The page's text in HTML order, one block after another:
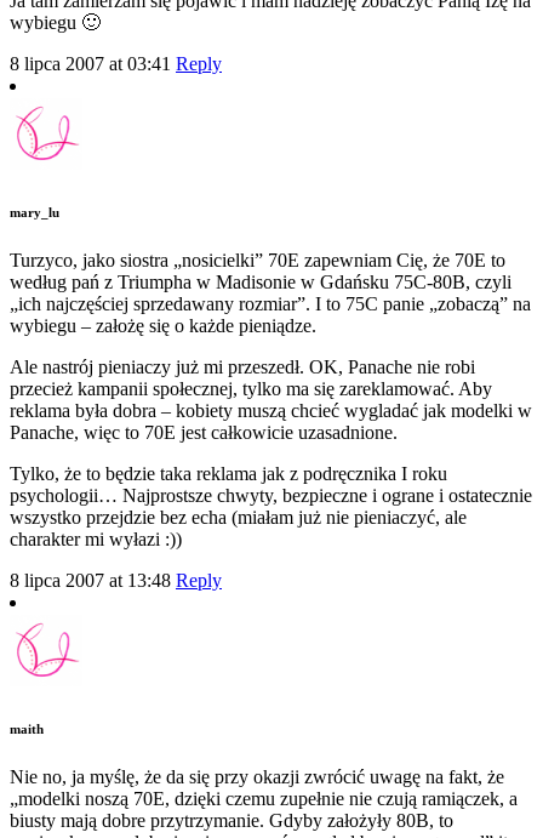
wybiegu 🙂
8 lipca 2007 at 03:41 Reply
mary_lu
Turzyco, jako siostra „nosicielki” 70E zapewniam Cię, że 70E to
według pań z Triumpha w Madisonie w Gdańsku 75C-80B, czyli
„ich najczęściej sprzedawany rozmiar”. I to 75C panie „zobaczą” na
wybiegu – założę się o każde pieniądze.
Ale nastrój pieniaczy już mi przeszedł. OK, Panache nie robi
przecież kampanii społecznej, tylko ma się zareklamować. Aby
reklama była dobra – kobiety muszą chcieć wygladać jak modelki w
Panache, więc to 70E jest całkowicie uzasadnione.
Tylko, że to będzie taka reklama jak z podręcznika I roku
psychologii… Najprostsze chwyty, bezpieczne i ograne i ostatecznie
wszystko przejdzie bez echa (miałam już nie pieniaczyć, ale
charakter mi wyłazi :))
8 lipca 2007 at 13:48 Reply
maith
Nie no, ja myślę, że da się przy okazji zwrócić uwagę na fakt, że
„modelki noszą 70E, dzięki czemu zupełnie nie czują ramiączek, a
biusty mają dobre przytrzymanie. Gdyby założyły 80B, to